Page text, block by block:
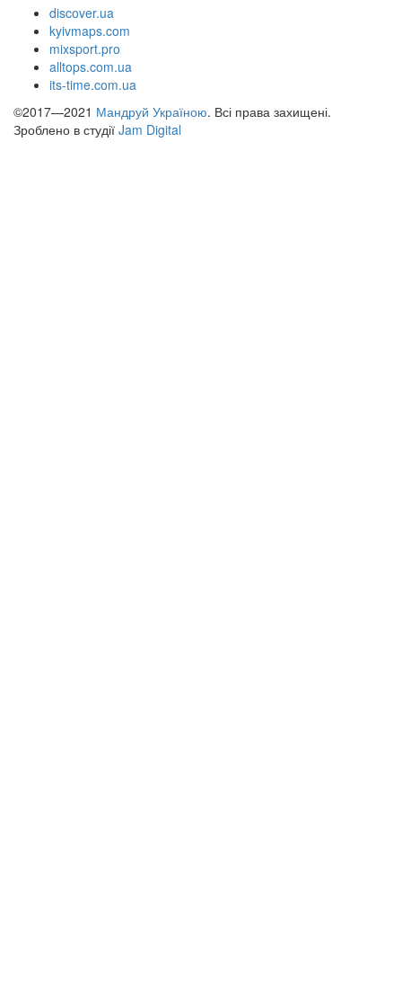
discover.ua
kyivmaps.com
mixsport.pro
alltops.com.ua
its-time.com.ua
©2017—2021 Мандруй Україною. Всі права захищені.
Зроблено в студії Jam Digital